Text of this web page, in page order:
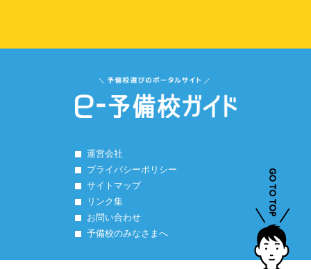
運営会社
プライバシーポリシー
サイトマップ
リンク集
お問い合わせ
予備校のみなさまへ